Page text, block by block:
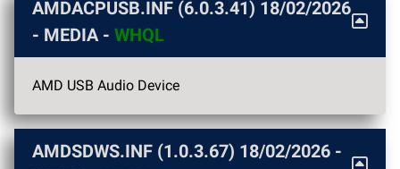
AMDACPUSB.INF (6.0.3.41) 18/02/2026
- MEDIA - WHQL
AMD USB Audio Device
AMDSDWS.INF (1.0.3.67) 18/02/2026 -